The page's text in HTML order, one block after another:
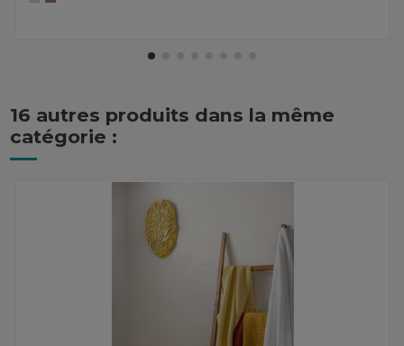
16 autres produits dans la même
catégorie :